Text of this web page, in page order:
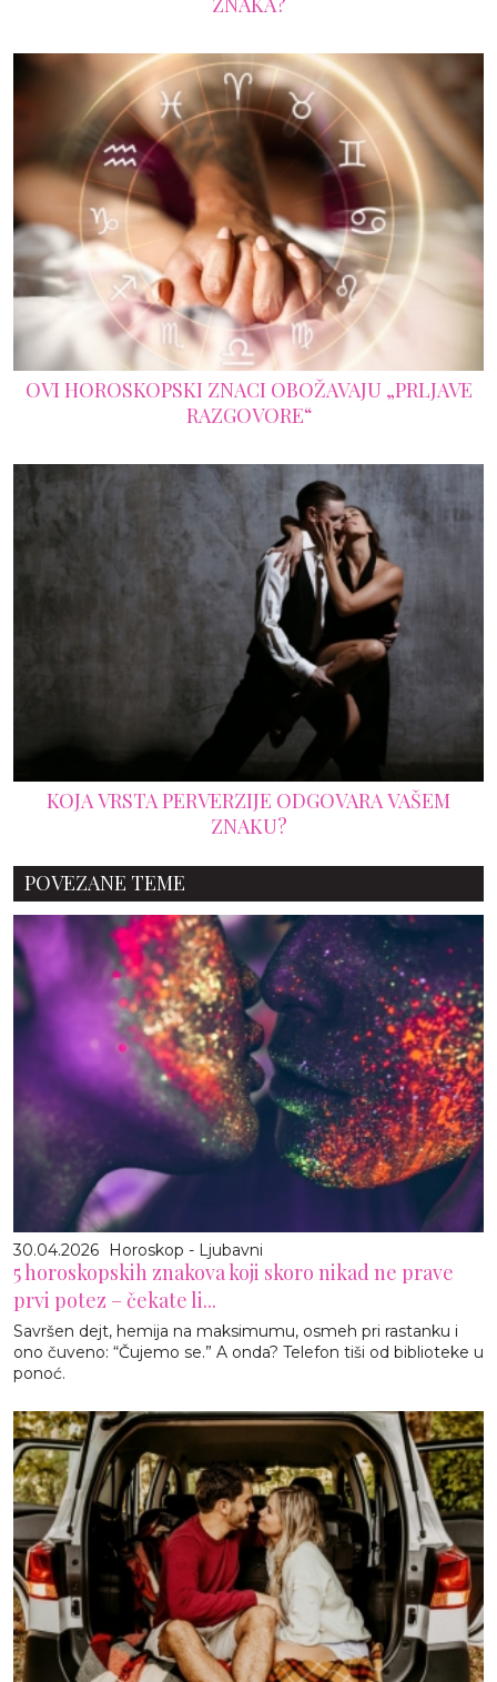
OVI HOROSKOPSKI ZNACI OBOŽAVAJU „PRLJAVE
RAZGOVORE“
KOJA VRSTA PERVERZIJE ODGOVARA VAŠEM
ZNAKU?
POVEZANE TEME
30.04.2026 Horoskop - Ljubavni
5 horoskopskih znakova koji skoro nikad ne prave
prvi potez – čekate li...
Savršen dejt, hemija na maksimumu, osmeh pri rastanku i
ono čuveno: “Čujemo se.” A onda? Telefon tiši od biblioteke u
ponoć.